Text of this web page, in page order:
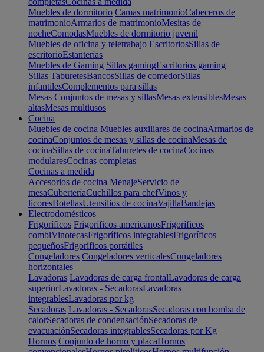
Muebles de dormitorio Camas matrimonioCabeceros de
matrimonioArmarios de matrimonioMesitas de
nocheComodasMuebles de dormitorio juvenil
Muebles de oficina y teletrabajo EscritoriosSillas de
escritorioEstanterías
Muebles de Gaming Sillas gamingEscritorios gaming
Sillas TaburetesBancosSillas de comedorSillas
infantilesComplementos para sillas
Mesas Conjuntos de mesas y sillasMesas extensiblesMesas
altasMesas multiusos
Cocina
Muebles de cocina Muebles auxiliares de cocinaArmarios de
cocinaConjuntos de mesas y sillas de cocinaMesas de
cocinaSillas de cocinaTaburetes de cocinaCocinas
modularesCocinas completas
Cocinas a medida
Accesorios de cocina MenajeServicio de
mesaCuberteríaCuchillos para chefVinos y
licoresBotellasUtensilios de cocinaVajillaBandejas
Electrodomésticos
Frigoríficos Frigoríficos americanosFrigoríficos
combiVinotecasFrigoríficos integrablesFrigoríficos
pequeñosFrigoríficos portátiles
Congeladores Congeladores verticalesCongeladores
horizontales
Lavadoras Lavadoras de carga frontalLavadoras de carga
superiorLavadoras - SecadorasLavadoras
integrablesLavadoras por kg
Secadoras Lavadoras - SecadorasSecadoras con bomba de
calorSecadoras de condensaciónSecadoras de
evacuaciónSecadoras integrablesSecadoras por Kg
Hornos Conjunto de horno y placaHornos